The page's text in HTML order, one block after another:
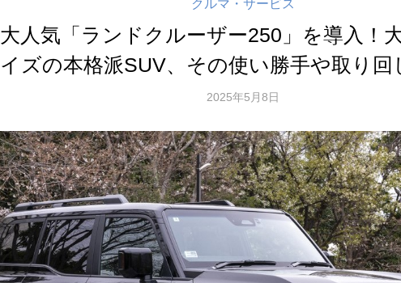
クルマ・サービス
大人気「ランドクルーザー250」を導入！
イズの本格派SUV、その使い勝手や取り回
2025年5月8日